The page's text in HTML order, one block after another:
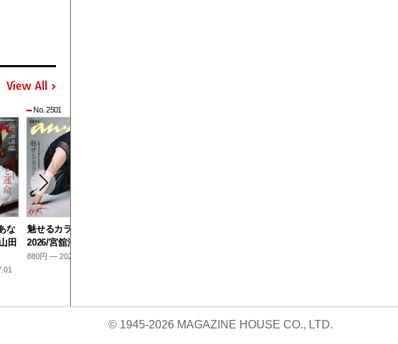
View All
な
田
No. 2501
魅せるカラダ
2026/宮舘涼太
880円 — 2026.06.24
© 1945-2026 MAGAZINE HOUSE CO., LTD.